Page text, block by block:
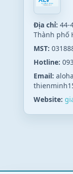
Địa chỉ: 44-
Thành phố
MST:
Hotline:
Email:
Website: